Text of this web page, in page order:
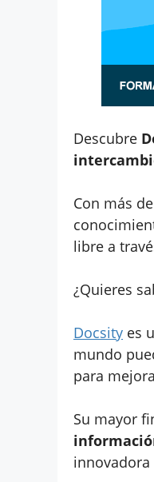
Descubre
Con más
libre a
¿Quieres
Docsity es
mundo
para
Su mayor